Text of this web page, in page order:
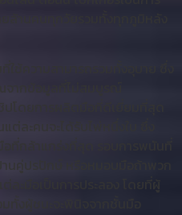
ล้านคนทุกวัยรวมทั้งทุกภูมิหลัง
ช้ความสามารถรวมทั้งอุบาย ซึ่ง
ากข้อมูลที่ไม่สมบูรณ์
ปโดยการผลิตมือที่ดีเยี่ยมที่สุด
ละคนจะได้รับไพ่หนึ่งใบ ซึ่ง
ที่กล้าแกร่งที่สุด รอบการพนันที่
คู่ปรปักษ์ หรือหมอบมือถ้าพวก
ะมือเป็นการประลอง โดยที่ผู้
ทั้งผู้ชนะจะพินิจจากชั้นมือ